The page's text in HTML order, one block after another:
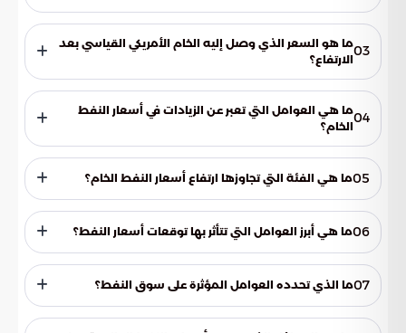
100 دولار للبرميل في فترة لاحقة.
03ما هو السعر الذي وصل إليه الخام الأمريكي القياسي بعد
الارتفاع؟
ارتفاعًا تجاوز تسعة بالمئة في أسعاره.
04ما هي العوامل التي تعبر عن الزيادات في أسعار النفط
الخام؟
وهي نتيجة لعوامل اقتصادية وجيوسياسية أثرت على قطاع
الطاقة.
05ما هي الفئة التي تجاوزها ارتفاع أسعار النفط الخام؟
التفاعل بين العرض والطلب في السوق، ويتأثر بعوامل اقتصادية
وجيوسياسية.
06ما هي أبرز العوامل التي تتأثر بها توقعات أسعار النفط؟
القرارات الاقتصادية التي تتخذها الدول المنتجة والمستهلكة
للنفط، بالإضافة إلى التطورات الجيوسياسية حول العالم.
07ما الذي تحدده العوامل المؤثرة على سوق النفط؟